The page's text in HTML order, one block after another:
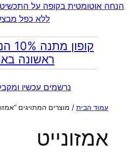
הנחה אוטומטית בקופה על
ללא כפל
ראשונה
נרשמים עכשיו
עמוד הבית/ מוצרים המתויגים
אמזונייט